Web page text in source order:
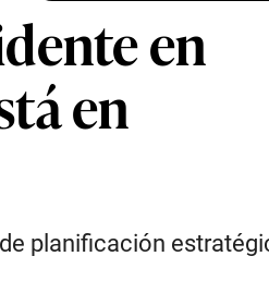
en
en
planificación